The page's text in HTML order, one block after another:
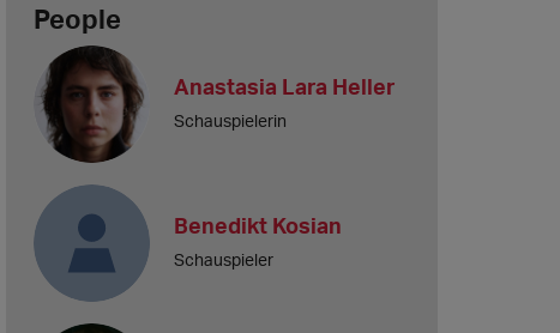
People
Anastasia Lara Heller
Schauspielerin
Benedikt Kosian
Schauspieler